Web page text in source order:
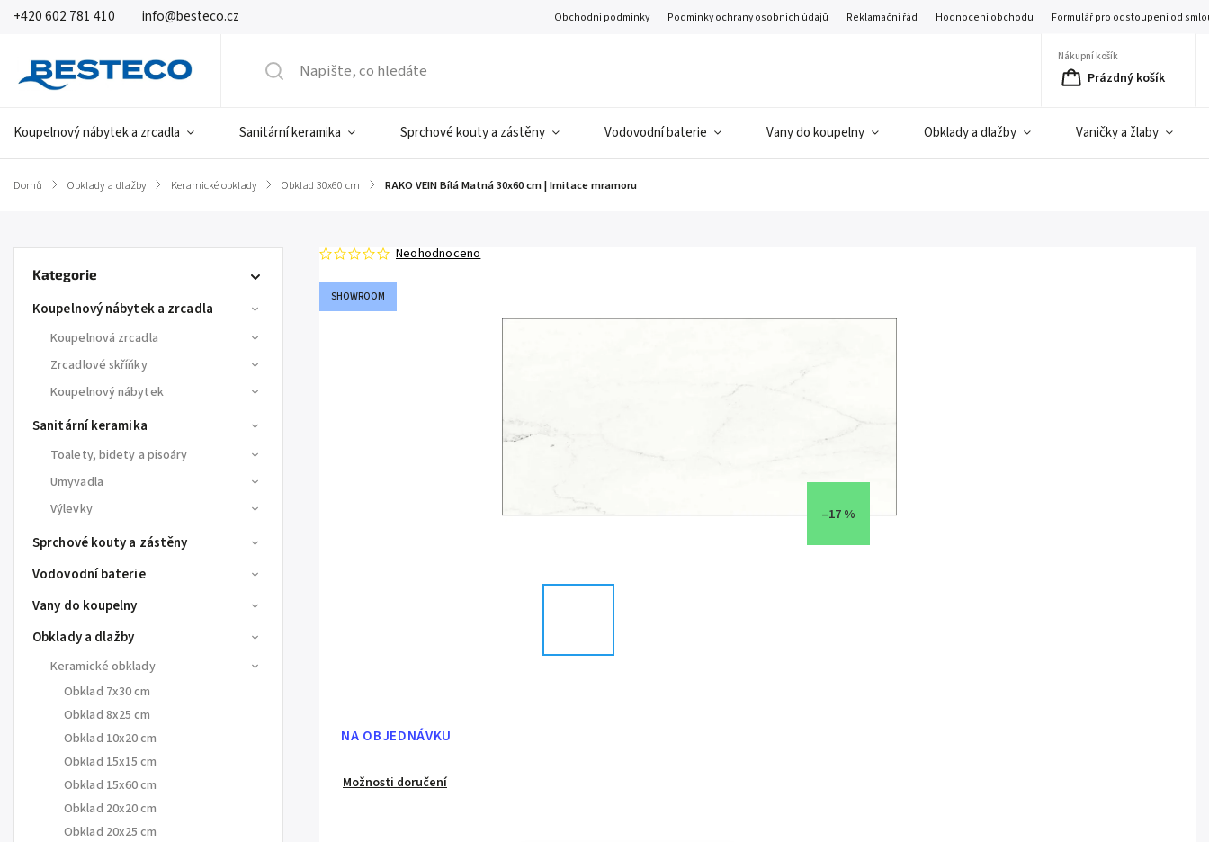
+420 602 781 410 info@besteco.cz Obchodní podmínky Podmínky ochrany osobních údajů Reklamační řád Hodnocení obchodu Formulář pro odstoupení od
Nákupní košík
Prázdný košík
Koupelnový nábytek a zrcadla Sanitární keramika Sprchové kouty a zástěny Vodovodní baterie Vany do koupelny Obklady a dlažby Vaničky a žlaby
Domů / Obklady a dlažby / Keramické obklady / Obklad 30x60 cm / RAKO VEIN Bílá Matná 30x60 cm | Imitace mramoru
Kategorie
Koupelnový nábytek a zrcadla
Koupelnová zrcadla
Zrcadlové skříňky
Koupelnový nábytek
Sanitární keramika
Toalety, bidety a pisoáry
Umyvadla
Výlevky
Sprchové kouty a zástěny
Vodovodní baterie
Vany do koupelny
Obklady a dlažby
Keramické obklady
Obklad 7x30 cm
Obklad 8x25 cm
Obklad 10x20 cm
Obklad 15x15 cm
Obklad 15x60 cm
Obklad 20x20 cm
Obklad 20x25 cm
SHOWROOM
Neohodnoceno
–17 %
NA OBJEDNÁVKU
Možnosti doručení